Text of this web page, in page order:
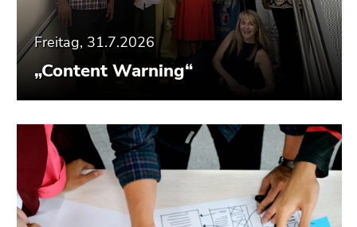
Freitag, 31.7.2026
„Content Warning“